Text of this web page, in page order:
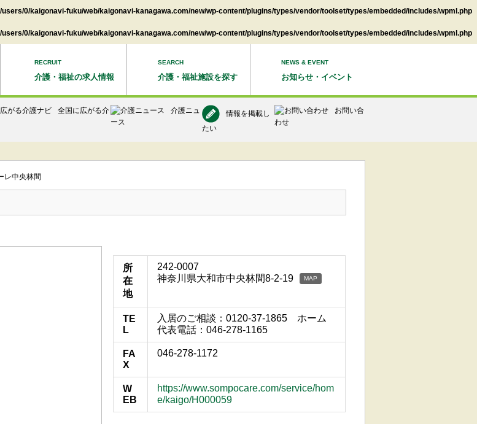
users/0/kaigonavi-fuku/web/kaigonavi-kanagawa.com/new/wp-content/plugins/types/vendor/toolset/types/embedded/includes/wpml.php
users/0/kaigonavi-fuku/web/kaigonavi-kanagawa.com/new/wp-content/plugins/types/vendor/toolset/types/embedded/includes/wpml.php
RECRUIT
介護・福祉の求人情報
SEARCH
介護・福祉施設を探す
NEWS & EVENT
お知らせ・イベント
全国に広がる介
介護ニュ
ース
情報を掲載し
たい
お問い合
わせ
レ中央林間
所
在
地
242-0007
神奈川県大和市中央林間8-2-19
MAP
TE
L
入居のご相談：0120-37-1865 ホーム
代表電話：046-278-1165
FA
X
046-278-1172
W
EB
https://www.sompocare.com/service/hom
e/kaigo/H000059